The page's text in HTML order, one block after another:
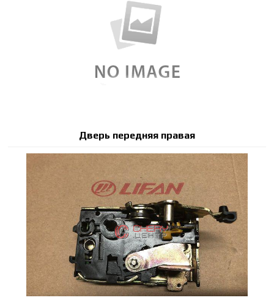
Дверь передняя правая